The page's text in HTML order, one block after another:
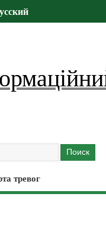
тревог